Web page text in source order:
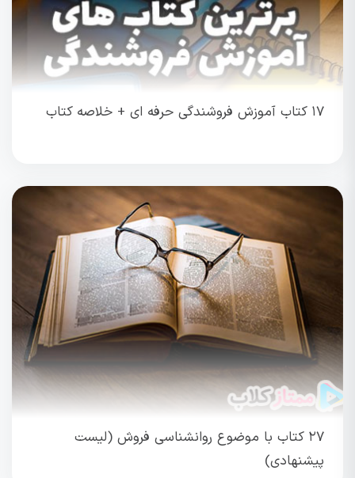
۱۷ کتاب آموزش فروشندگی حرفه ای + خلاصه کتاب
۲۷ کتاب با موضوع روانشناسی فروش (لیست
پیشنهادی)